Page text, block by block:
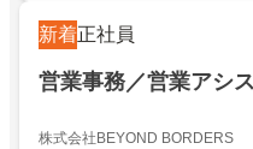
新着正社員
営業事務／営業アシ
株式会社BEYOND BORDERS